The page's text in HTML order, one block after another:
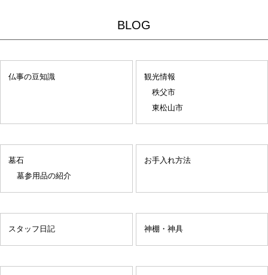
BLOG
仏事の豆知識
観光情報
秩父市
東松山市
墓石
墓参用品の紹介
お手入れ方法
スタッフ日記 神棚・神具